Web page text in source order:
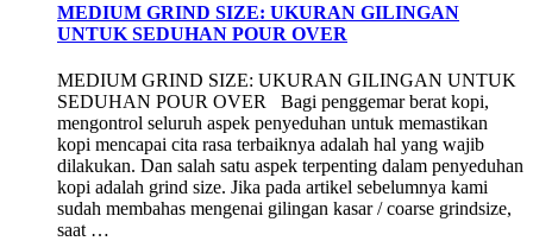
MEDIUM GRIND SIZE: UKURAN GILINGAN
UNTUK SEDUHAN POUR OVER
MEDIUM GRIND SIZE: UKURAN GILINGAN UNTUK
SEDUHAN POUR OVER Bagi penggemar berat kopi,
mengontrol seluruh aspek penyeduhan untuk memastikan
kopi mencapai cita rasa terbaiknya adalah hal yang wajib
dilakukan. Dan salah satu aspek terpenting dalam penyeduhan
kopi adalah grind size. Jika pada artikel sebelumnya kami
sudah membahas mengenai gilingan kasar / coarse grindsize,
saat …